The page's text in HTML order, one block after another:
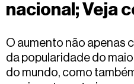
nacional; Veja
O aumento não apenas
da popularidade do
do mundo, como